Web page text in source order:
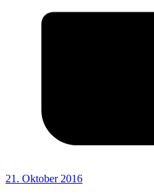
21. Oktober 2016